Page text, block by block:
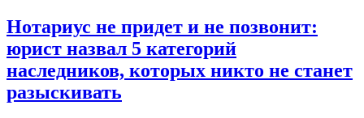
Нотариус не придет и не позвонит:
юрист назвал 5 категорий
наследников, которых никто не станет
разыскивать